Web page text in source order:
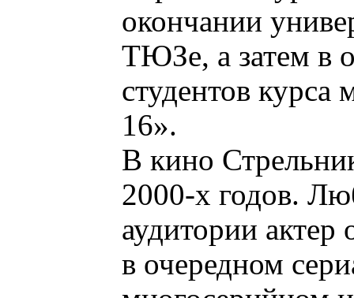
окончании
ТЮЗе, а затем в
студентов курса
16».
В кино
2000-х годов.
аудитории актер
в очередном